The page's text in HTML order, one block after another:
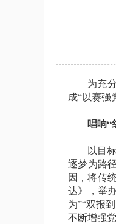
为充分
成“以赛强
唱响“红
以目标
逐梦为路
因，将传
达》，举
为”“双报
不断增强